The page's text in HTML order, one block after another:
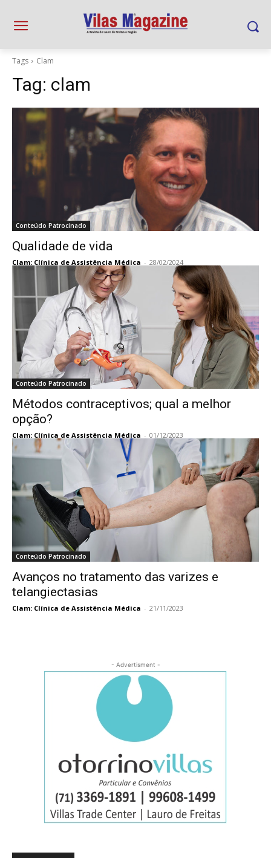
Tags Clam
Tag: clam
Conteúdo Patrocinado
Qualidade de vida
Clam: Clínica de Assistência Médica - 28/02/2024
Conteúdo Patrocinado
Métodos contraceptivos; qual a melhor
opção?
Clam: Clínica de Assistência Médica - 01/12/2023
Conteúdo Patrocinado
Avanços no tratamento das varizes e
telangiectasias
Clam: Clínica de Assistência Médica - 21/11/2023
- Advertisment -